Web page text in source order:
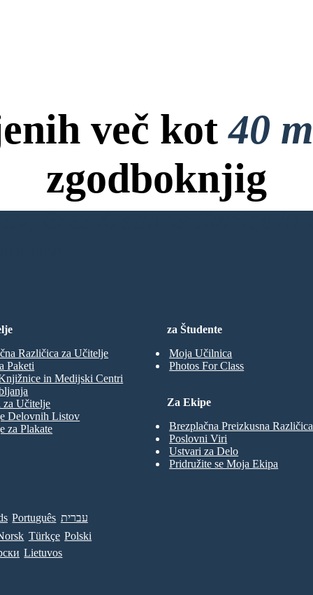
več kot40
zgodboknjig
Brez Kreditne Kartice in
za Študente
Moja Učilnica
Photos For Class
Različica za Učitelje
Paketi
in Medijski Centri
Učitelje
Delovnih Listov
za Plakate
Za Ekipe
Brezplačna Preizkusna
Poslovni Viri
Ustvari za Delo
Pridružite se Moja Ekipa
Português עברית
Türkçe Polski
Lietuvos